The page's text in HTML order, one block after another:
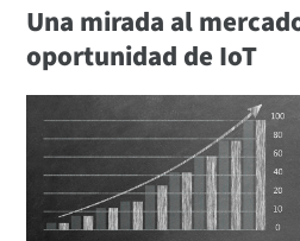
Una mirada al
oportunidad de IoT